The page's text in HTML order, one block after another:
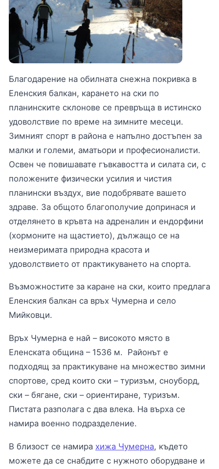
Благодарение на обилната снежна покривка в
Еленския балкан, карането на ски по
планинските склонове се превръща в истинско
удоволствие по време на зимните месеци.
Зимният спорт в района е напълно достъпен за
малки и големи, аматьори и професионалисти.
Освен че повишавате гъвкавостта и силата си, с
положените физически усилия и чистия
планински въздух, вие подобрявате вашето
здраве. За общото благополучие допринася и
отделянето в кръвта на адреналин и ендорфини
(хормоните на щастието), дължащо се на
неизмеримата природна красота и
удоволствието от практикуването на спорта.
Възможностите за каране на ски, които предлага
Еленския балкан са връх Чумерна и село
Мийковци.
Връх Чумерна е най – високото място в
Еленската община – 1536 м. Районът е
подходящ за практикуване на множество зимни
спортове, сред които ски – туризъм, сноуборд,
ски – бягане, ски – ориентиране, туризъм.
Пистата разполага с два влека. На върха се
намира военно подразделение.
В близост се намира хижа Чумерна, където
можете да се снабдите с нужното оборудване и